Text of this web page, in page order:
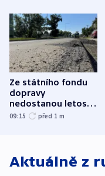
Ze státního fondu
dopravy
nedostanou letos
kraje na silnice ani
09:15 před 1 m
Aktuálně z